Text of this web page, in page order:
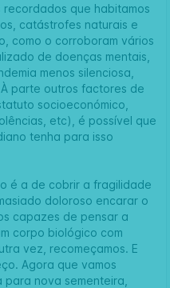
que habitamos
catástrofes naturais e
como o corroboram vários
de doenças mentais,
menos silenciosa,
parte outros factores de
socioeconómico,
etc), é possível que
tenha para isso
é a de cobrir a fragilidade
doloroso encarar o
capazes de pensar a
corpo biológico com
vez, recomeçamos. E
Agora que vamos
nova sementeira,